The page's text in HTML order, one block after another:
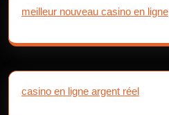
meilleur nouveau casino en ligne
casino en ligne argent réel